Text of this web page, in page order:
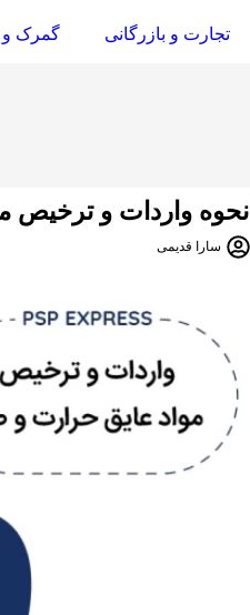
تجارت و بازرگانی گمرک
نحوه واردات و ترخیص
سارا قدیمی